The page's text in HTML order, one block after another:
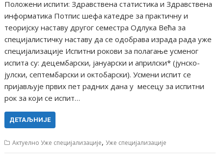
Положени испити: Здравствена статистика и Здравствена
информатика Потпис шефа катедре за практичну и
теоријску наставу другог семестра Одлука Већа за
специјалистичку наставу да се одобрава израда рада уже
специјализације Испитни рокови за полагање усменог
испита су: децембарски, јануарски и априлски* (јунско-
јулски, септембарски и октобарски). Усмени испит се
пријављује првих пет радних дана у месецу за испитни
рок за који се испит…
ДЕТАЉНИЈЕ
Актуелно Уже специјализације,Уже специјализације